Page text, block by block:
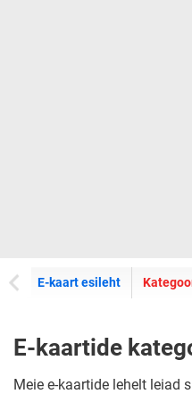
E-kaart esileht E-
E-kaartide
Meie e-kaartide lehelt leiad